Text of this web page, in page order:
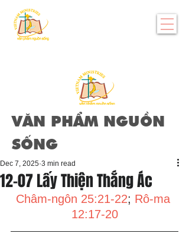
VĂN PHẨM NGUỒN
SỐNG
12-07 Lấy Thiện Thắng Ác
Dec 7, 2025 3 min read
Châm-ngôn 25:21-22; Rô-ma
12:17-20